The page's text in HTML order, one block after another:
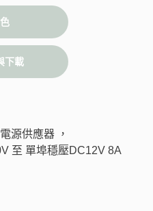
下載
源供應器 ，
至 單埠穩壓DC12V 8A